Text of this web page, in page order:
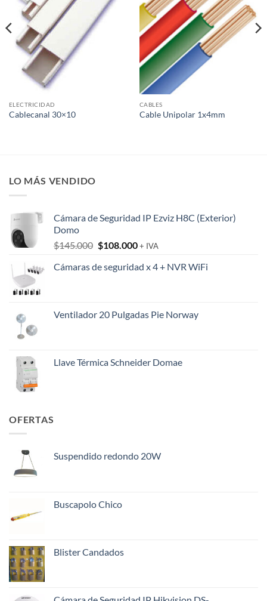
deseos
ELECTRICIDAD
Cablecanal 30×10
deseos
CABLES
Cable Unipolar 1x4mm
LO MÁS VENDIDO
Cámara de Seguridad IP Ezviz H8C (Exterior)
Domo
$145.000 El
original
$108.000El
actual
+ IVA
Cámaras de seguridad x 4 + NVR WiFi
Ventilador 20 Pulgadas Pie Norway
Llave Térmica Schneider Domae
OFERTAS
Suspendido redondo 20W
Buscapolo Chico
Blister Candados